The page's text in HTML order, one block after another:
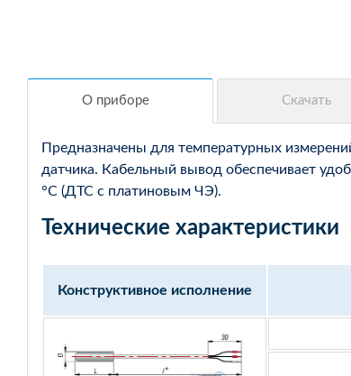
Предназначены для температурных
датчика. Кабельный вывод обеспечивает
°С (ДТС с платиновым ЧЭ).
Технические характеристики
Конструктивное исполнение